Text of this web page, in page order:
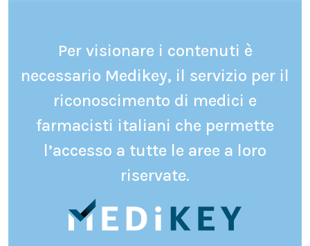
Per visionare i contenuti è
necessario Medikey, il servizio per il
riconoscimento di medici e
farmacisti italiani che permette
l’accesso a tutte le aree a loro
riservate.